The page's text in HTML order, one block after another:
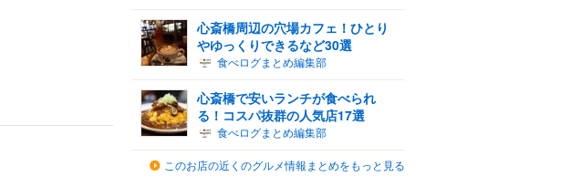
心斎橋周辺の穴場カフェ！ひとり
やゆっくりできるなど30選
食べログまとめ編集部
心斎橋で安いランチが食べられ
る！コスパ抜群の人気店17選
食べログまとめ編集部
このお店の近くのグルメ情報まとめをもっと見る